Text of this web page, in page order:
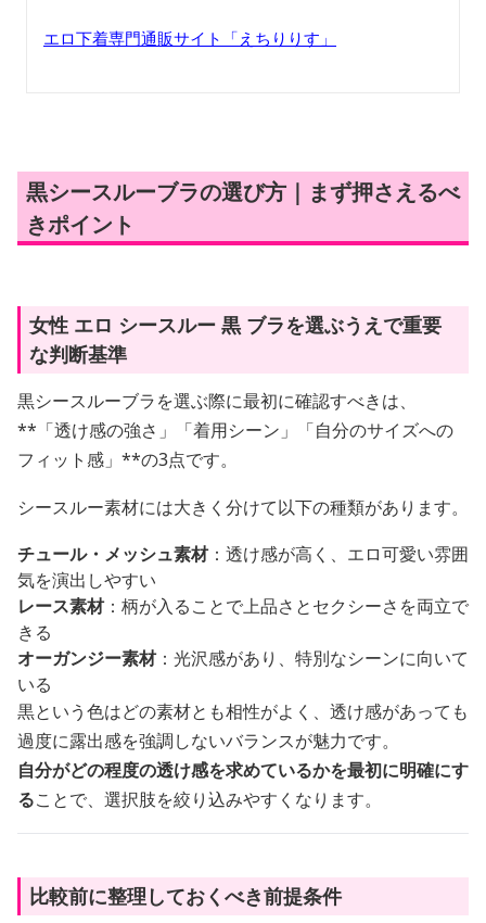
エロ下着専門通販サイト「えちりりす」
黒シースルーブラの選び方｜まず押さえるべ
きポイント
女性 エロ シースルー 黒 ブラを選ぶうえで重要
な判断基準
黒シースルーブラを選ぶ際に最初に確認すべきは、
**「透け感の強さ」「着用シーン」「自分のサイズへの
フィット感」**の3点です。
シースルー素材には大きく分けて以下の種類があります。
チュール・メッシュ素材：透け感が高く、エロ可愛い雰囲
気を演出しやすい
レース素材：柄が入ることで上品さとセクシーさを両立で
きる
オーガンジー素材：光沢感があり、特別なシーンに向いて
いる
黒という色はどの素材とも相性がよく、透け感があっても
過度に露出感を強調しないバランスが魅力です。
自分がどの程度の透け感を求めているかを最初に明確にす
ることで、選択肢を絞り込みやすくなります。
比較前に整理しておくべき前提条件